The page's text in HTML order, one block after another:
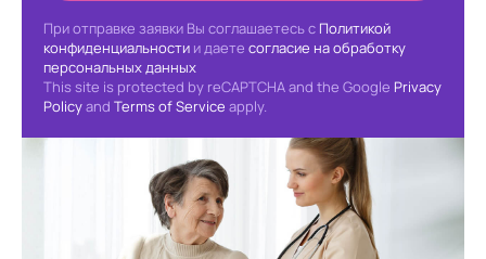
При отправке заявки Вы соглашаетесь с Политикой
конфиденциальности и даете согласие на обработку
персональных данных
This site is protected by reCAPTCHA and the Google Privacy
Policyand Terms of Service apply.